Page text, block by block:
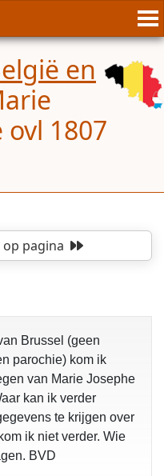
en
ovl 1807
op pagina
Brussel (geen
parochie) kom ik
van Marie Josephe
kan ik verder
te krijgen over
ik niet verder. Wie
BVD